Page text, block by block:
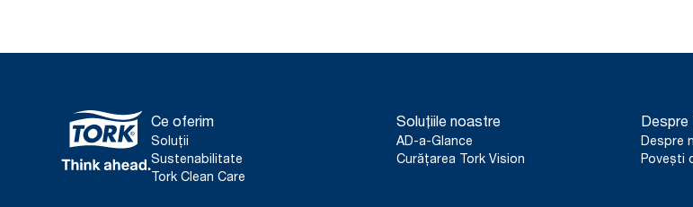
Ce oferim
Soluții
Sustenabilitate
Tork Clean Care
Soluțiile noastre
AD-a-Glance
Curățarea Tork Vision
Despre
Despre
Povești